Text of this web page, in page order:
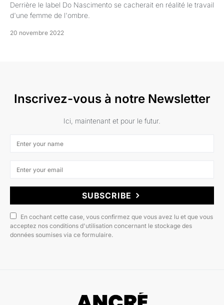
Derrière le label Do Nascimento se cacherait en réalité le travail
d'une femme de l'ombre.
20 novembre 2022
Inscrivez-vous à notre Newsletter
Ici, maintenant et pour le futur.
SUBSCRIBE
En cochant cette case, vous confirmez que vous avez lu et que vous
acceptez nos conditions d'utilisation concernant le stockage des
données soumises via ce formulaire.